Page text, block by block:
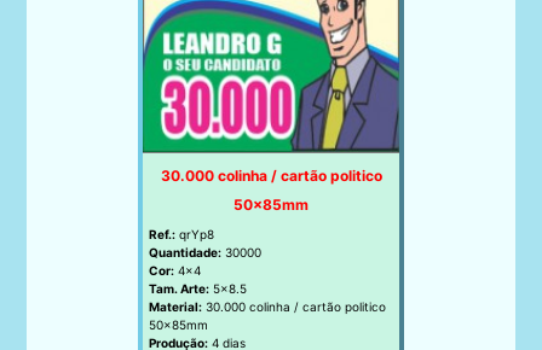
30.000 colinha / cartão politico
50x85mm
Ref.: qrYp8
Quantidade: 30000
Cor: 4x4
Tam. Arte: 5x8.5
Material: 30.000 colinha / cartão politico
50x85mm
Produção: 4 dias